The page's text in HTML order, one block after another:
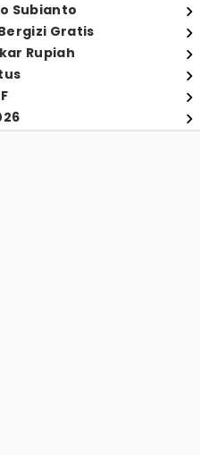
Subianto
Gratis
Rupiah